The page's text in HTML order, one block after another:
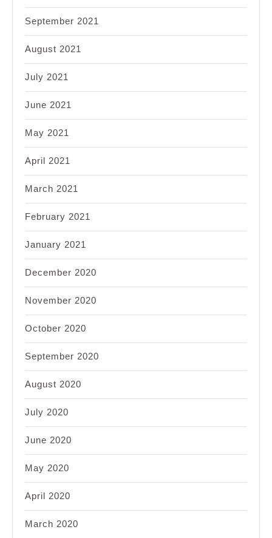
September 2021
August 2021
July 2021
June 2021
May 2021
April 2021
March 2021
February 2021
January 2021
December 2020
November 2020
October 2020
September 2020
August 2020
July 2020
June 2020
May 2020
April 2020
March 2020